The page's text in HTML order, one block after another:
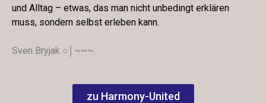
und Alltag – etwas, das man nicht unbedingt erklären
muss, sondern selbst erleben kann.
Sven Bryjak ○│~~~
zu Harmony-United